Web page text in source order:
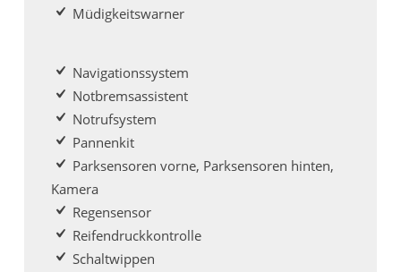
Müdigkeitswarner
Navigationssystem
Notbremsassistent
Notrufsystem
Pannenkit
Parksensoren vorne, Parksensoren hinten,
Kamera
Regensensor
Reifendruckkontrolle
Schaltwippen